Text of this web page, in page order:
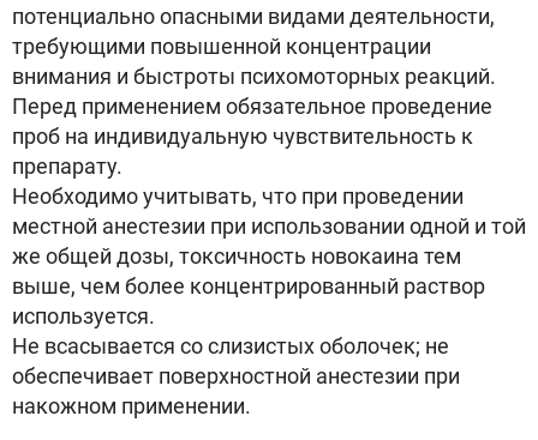
потенциально опасными видами деятельности,
требующими повышенной концентрации
внимания и быстроты психомоторных реакций.
Перед применением обязательное проведение
проб на индивидуальную чувствительность к
препарату.
Необходимо учитывать, что при проведении
местной анестезии при использовании одной и той
же общей дозы, токсичность новокаина тем
выше, чем более концентрированный раствор
используется.
Не всасывается со слизистых оболочек; не
обеспечивает поверхностной анестезии при
накожном применении.